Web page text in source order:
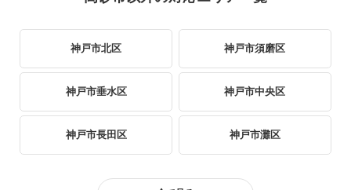
神戸市北区 神戸市須磨区
神戸市垂水区 神戸市中央区
神戸市長田区 神戸市灘区
神戸市西区 神戸市東灘区